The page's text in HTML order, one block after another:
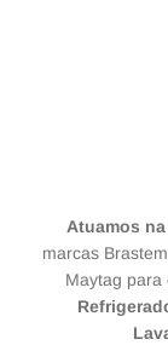
Atuamos
marcas
Maytag para